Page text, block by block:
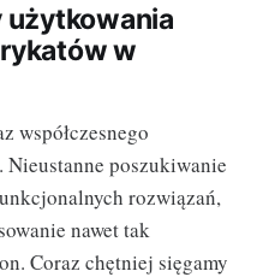
w
współczesnego
poszukiwanie
rozwiązań,
nawet tak
Coraz chętniej sięgamy